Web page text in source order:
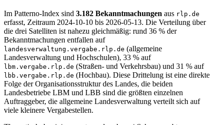
Im Patterno-Index sind 3.182 Bekanntmachungen aus rlp.de
erfasst, Zeitraum 2024-10-10 bis 2026-05-13. Die Verteilung über
die drei Satelliten ist nahezu gleichmäßig: rund 36 % der
Bekanntmachungen entfallen auf
landesverwaltung.vergabe.rlp.de (allgemeine
Landesverwaltung und Hochschulen), 33 % auf
lbm.vergabe.rlp.de (Straßen- und Verkehrsbau) und 31 % auf
lbb.vergabe.rlp.de (Hochbau). Diese Drittelung ist eine direkte
Folge der Organisationsstruktur des Landes, die beiden
Landesbetriebe LBM und LBB sind die größten einzelnen
Auftraggeber, die allgemeine Landesverwaltung verteilt sich auf
viele kleinere Vergabestellen.